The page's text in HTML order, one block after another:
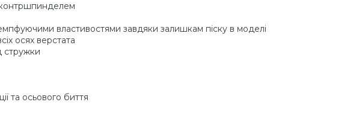
властивостями завдяки залишкам піску в моделі
осях верстата
стружки
та осьового биття